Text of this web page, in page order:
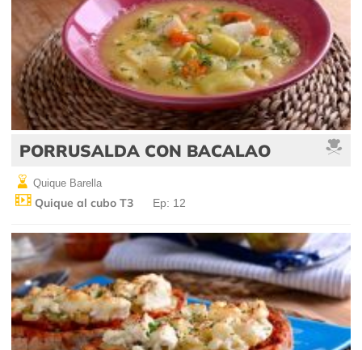
PORRUSALDA CON BACALAO
Quique Barella
Quique al cubo T3 Ep: 12